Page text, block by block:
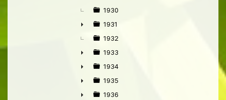
1930
►
1931
1932
►
1933
►
1934
►
1935
1936